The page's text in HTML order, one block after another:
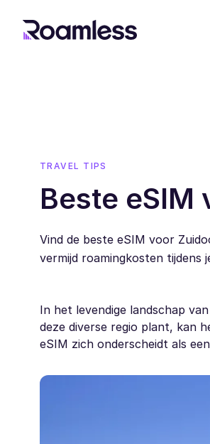
TRAVEL TIPS
Beste
Vind de beste eSIM voor
vermijd roamingkosten tijdens
In het levendige landschap
deze diverse regio plant, kan
eSIM zich onderscheidt als